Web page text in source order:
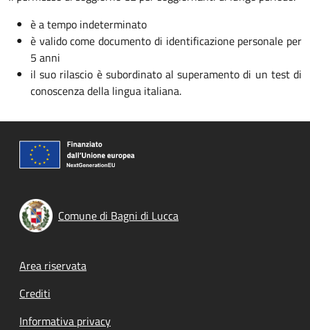
è a tempo indeterminato
è valido come documento di identificazione personale per
5 anni
il suo rilascio è subordinato al superamento di un test di
conoscenza della lingua italiana.
Comune di Bagni di Lucca
Footer menu
Area riservata
Crediti
Informativa privacy